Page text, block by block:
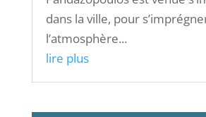
dans la ville, pour
l’atmosphère...
lire plus